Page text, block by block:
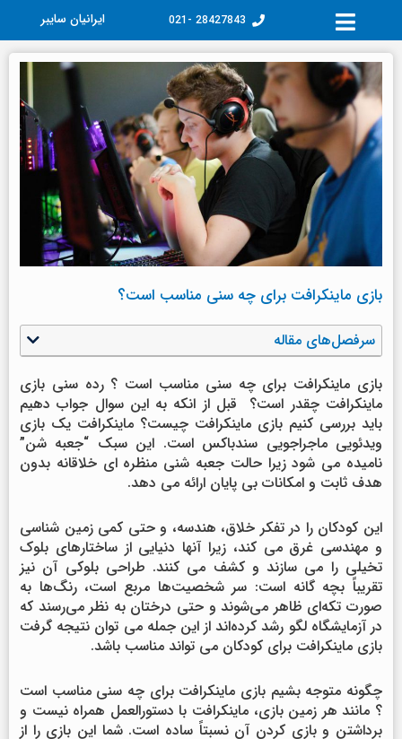
محتوا
28427843 -021 ایرانیان سایبر
بازی ماینکرافت برای چه سنی مناسب است؟
سرفصل‌های مقاله
بازی ماینکرافت برای چه سنی مناسب است ؟ رده سنی بازی
ماینکرافت چقدر است؟ قبل از انکه به این سوال جواب دهیم
باید بررسی کنیم بازی ماینکرافت چیست؟ ماینکرافت یک بازی
ویدئویی ماجراجویی سندباکس است. این سبک “جعبه شن”
نامیده می شود زیرا حالت جعبه شنی منظره ای خلاقانه بدون
هدف ثابت و امکانات بی پایان ارائه می دهد.
این کودکان را در تفکر خلاق، هندسه، و حتی کمی زمین شناسی
و مهندسی غرق می کند، زیرا آنها دنیایی از ساختارهای بلوک
تخیلی را می سازند و کشف می کنند. طراحی بلوکی آن نیز
تقریباً بچه گانه است: سر شخصیت‌ها مربع است، رنگ‌ها به
صورت تکه‌ای ظاهر می‌شوند و حتی درختان به نظر می‌رسند که
در آزمایشگاه لگو رشد کرده‌اند از این جمله می توان نتیجه گرفت
بازی ماینکرافت برای کودکان می تواند مناسب باشد.
چگونه متوجه بشیم بازی ماینکرافت برای چه سنی مناسب است
؟ مانند هر زمین بازی، ماینکرافت با دستورالعمل همراه نیست و
برداشتن و بازی کردن آن نسبتاً ساده است. شما این بازی را از